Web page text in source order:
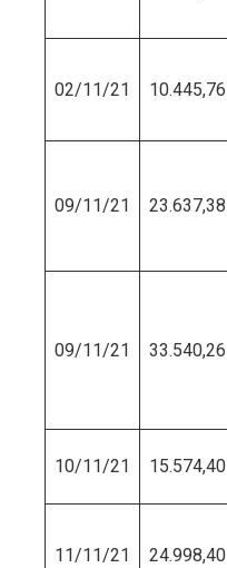
02/11/21 10.445,76
09/11/21 23.637,38
09/11/21 33.540,26
10/11/21 15.574,40
11/11/21 24.998,40